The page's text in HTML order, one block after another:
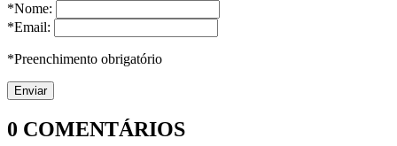
*Nome:
*Email:
*Preenchimento obrigatório
0 COMENTÁRIOS